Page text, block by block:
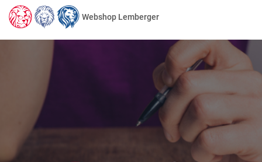
Webshop Lemberger